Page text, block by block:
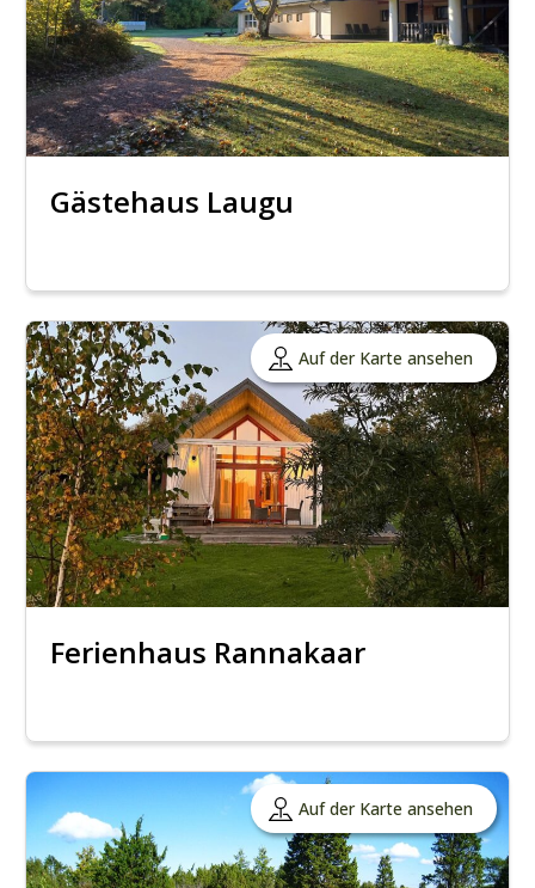
Gästehaus Laugu
Auf der Karte ansehen
Ferienhaus Rannakaar
Auf der Karte ansehen